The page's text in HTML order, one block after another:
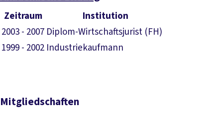
Zeitraum
Institution
2003 - 2007 Diplom-Wirtschaftsjurist (FH)
1999 - 2002 Industriekaufmann
Mitgliedschaften